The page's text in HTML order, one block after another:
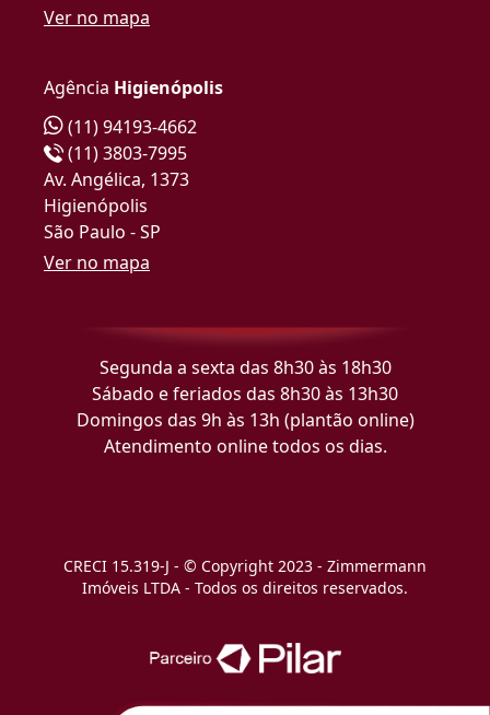
Ver no mapa
Agência Higienópolis
(11) 94193-4662
(11) 3803-7995
Av. Angélica, 1373
Higienópolis
São Paulo - SP
Ver no mapa
Segunda a sexta das 8h30 às 18h30
Sábado e feriados das 8h30 às 13h30
Domingos das 9h às 13h (plantão online)
Atendimento online todos os dias.
CRECI 15.319-J - © Copyright 2023 - Zimmermann
Imóveis LTDA - Todos os direitos reservados.